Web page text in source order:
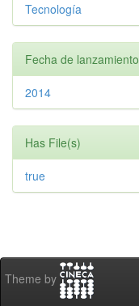
Tecnología
Fecha de lanzamiento
2014
Has File(s)
true
Theme by